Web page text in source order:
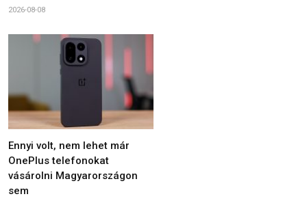
2026-08-08
Ennyi volt, nem lehet már
OnePlus telefonokat
vásárolni Magyarországon
sem